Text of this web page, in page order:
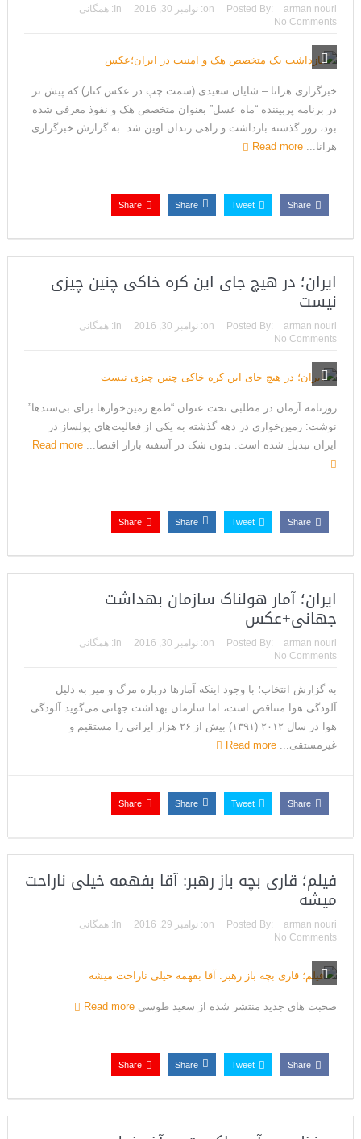
Posted By: arman nouri
on: نوامبر 30, 2016 In: همگانی
No Comments
خبرگزاری هرانا – شایان سعیدی (سمت چپ در عکس کنار) که پیش تر
در برنامه پربیننده “ماه عسل” بعنوان متخصص هک و نفوذ معرفی شده
بود، روز گذشته بازداشت و راهی زندان اوین شد. به گزارش خبرگزاری
هرانا... Read more
Share
Tweet
Share
Share
ایران؛ در هیچ جای این کره خاکی چنین چیزی
نیست
Posted By: arman nouri
on: نوامبر 30, 2016 In: همگانی
No Comments
روزنامه آرمان در مطلبی تحت عنوان “طمع زمین‌خوار‌ها برای بی‌سند‌ها”
نوشت: زمین‌خواری در دهه گذشته به یکی از فعالیت‌های پولساز در
ایران تبدیل شده است. بدون شک در آشفته‌ بازار اقتصا... Read more
Share
Tweet
Share
Share
ایران؛ آمار هولناک سازمان بهداشت
جهانی+عکس
Posted By: arman nouri
on: نوامبر 30, 2016 In:
همگانی
No Comments
به گزارش انتخاب؛ با وجود اینکه آمارها درباره مرگ و میر به دلیل
آلودگی هوا متناقض است، اما سازمان بهداشت جهانی می‌گوید آلودگی
هوا در سال ۲۰۱۲ (۱۳۹۱) بیش از ۲۶ هزار ایرانی را مستقیم و
غیرمستقی... Read more
Share
Tweet
Share
Share
فیلم؛ قاری بچه باز رهبر: آقا بفهمه خیلی ناراحت
میشه
Posted By: arman nouri
on: نوامبر 29, 2016 In:
همگانی
No Comments
صحبت های جدید منتشر شده از سعید طوسی Read more
Share
Tweet
Share
Share